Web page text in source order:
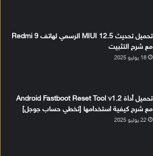
تحميل تحديث MIUI 12.5 الرسمي لهاتف Redmi 9
مع شرح التثبيت
18 يوليو 2025
تحميل أداة Android Fastboot Reset Tool v1.2
مع شرح كيفية استخدامها [تخطي حساب جوجل]
22 يوليو 2025